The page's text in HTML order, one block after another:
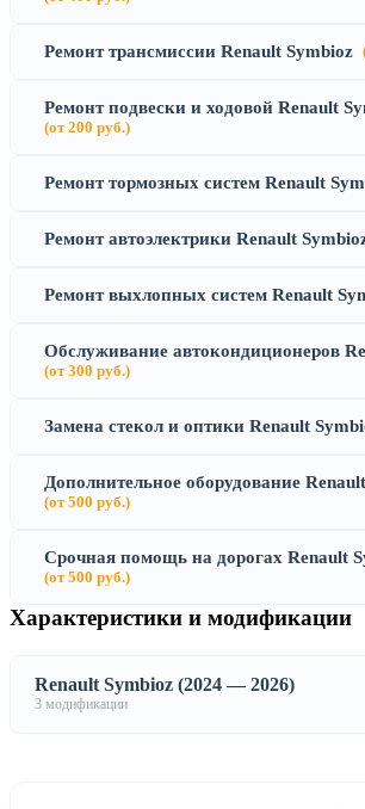
Ремонт трансмиссии Renault Symbioz
Ремонт подвески и ходовой Renault
(от 200 руб.)
Ремонт тормозных систем Renault
Ремонт автоэлектрики Renault
Ремонт выхлопных систем Renault
Обслуживание автокондиционеров
(от 300 руб.)
Замена стекол и оптики Renault
Дополнительное оборудование
(от 500 руб.)
Срочная помощь на дорогах Renault
(от 500 руб.)
Характеристики и модификации
Renault Symbioz (2024 — 2026)
3 модификации